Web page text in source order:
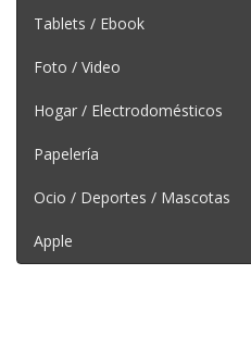
Tablets / Ebook
Foto / Video
Hogar / Electrodomésticos
Papelería
Ocio / Deportes / Mascotas
Apple